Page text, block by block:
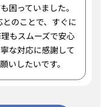
困っていました。
のことで、すぐに
もスムーズで安心
な対応に感謝して
いしたいです。